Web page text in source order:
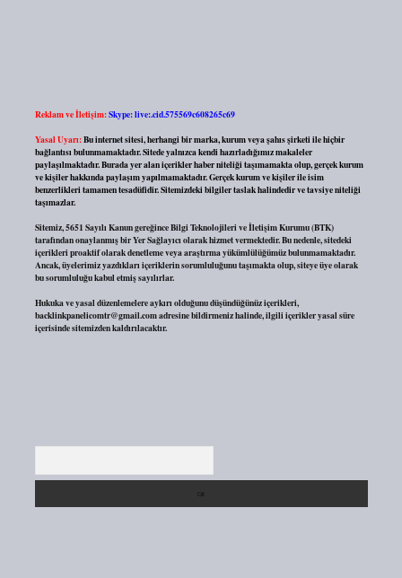
Reklam ve İletişim:Skype: live:.cid.575569c608265c69
Yasal Uyarı:Bu internet sitesi, herhangi bir marka, kurum veya şahıs şirketi ile hiçbir
bağlantısı bulunmamaktadır. Sitede yalnızca kendi hazırladığımız makaleler
paylaşılmaktadır. Burada yer alan içerikler haber niteliği taşımamakta olup, gerçek kurum
ve kişiler hakkında paylaşım yapılmamaktadır. Gerçek kurum ve kişiler ile isim
benzerlikleri tamamen tesadüfidir. Sitemizdeki bilgiler taslak halindedir ve tavsiye niteliği
taşımazlar.
Sitemiz, 5651 Sayılı Kanun gereğince Bilgi Teknolojileri ve İletişim Kurumu (BTK)
tarafından onaylanmış bir Yer Sağlayıcı olarak hizmet vermektedir. Bu nedenle, sitedeki
içerikleri proaktif olarak denetleme veya araştırma yükümlülüğümüz bulunmamaktadır.
Ancak, üyelerimiz yazdıkları içeriklerin sorumluluğunu taşımakta olup, siteye üye olarak
bu sorumluluğu kabul etmiş sayılırlar.
Hukuka ve yasal düzenlemelere aykırı olduğunu düşündüğünüz içerikleri,
backlinkpanelicomtr@gmail.comadresine bildirmeniz halinde, ilgili içerikler yasal süre
içerisinde sitemizden kaldırılacaktır.